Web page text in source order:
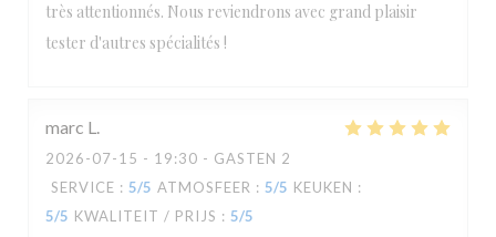
très attentionnés. Nous reviendrons avec grand plaisir
tester d'autres spécialités !
marc L
2026-07-15 - 19:30 - GASTEN 2
SERVICE : 5/5 ATMOSFEER : 5/5 KEUKEN :
5/5 KWALITEIT / PRIJS : 5/5